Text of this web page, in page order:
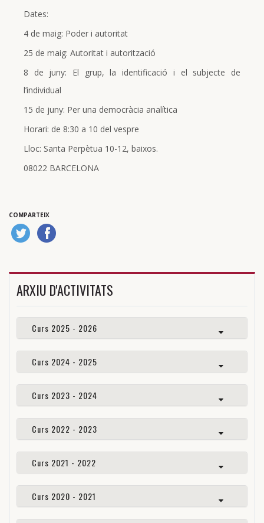
Dates:
4 de maig: Poder i autoritat
25 de maig: Autoritat i autorització
8 de juny: El grup, la identificació i el subjecte de
l’individual
15 de juny: Per una democràcia analítica
Horari: de 8:30 a 10 del vespre
Lloc: Santa Perpètua 10-12, baixos.
08022 BARCELONA
COMPARTEIX
ARXIU D'ACTIVITATS
Curs 2025 - 2026
Curs 2024 - 2025
Curs 2023 - 2024
Curs 2022 - 2023
Curs 2021 - 2022
Curs 2020 - 2021